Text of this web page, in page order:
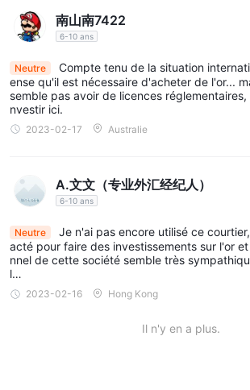
南山南7422
6-10 ans
Neutre
Compte tenu de la situation
ense qu'il est nécessaire d'acheter de l'or...
semble pas avoir de licences
nvestir ici.
2023-02-17 Australie
A.文文（专业外汇经纪人）
6-10 ans
Neutre
Je n'ai pas encore utilisé ce
acté pour faire des investissements sur l'or
nnel de cette société semble très
l…
2023-02-16 Hong Kong
Il n'y en a plus.